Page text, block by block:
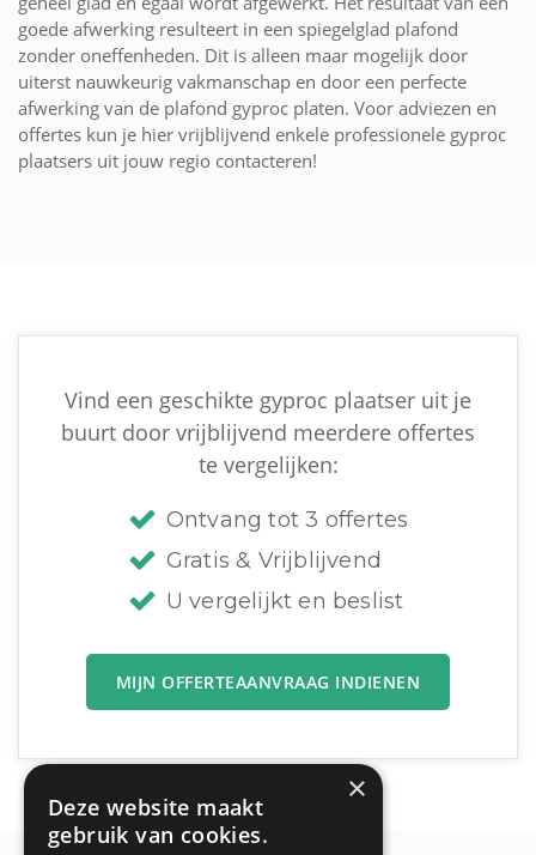
goede afwerking resulteert in een spiegelglad plafond
zonder oneffenheden. Dit is alleen maar mogelijk door
uiterst nauwkeurig vakmanschap en door een perfecte
afwerking van de plafond gyproc platen. Voor adviezen en
offertes kun je hier vrijblijvend enkele professionele gyproc
plaatsers uit jouw regio contacteren!
Vind een geschikte gyproc plaatser uit je
buurt door vrijblijvend meerdere offertes
te vergelijken:
Ontvang tot 3 offertes
Gratis & Vrijblijvend
U vergelijkt en beslist
MIJN OFFERTEAANVRAAG INDIENEN
×
Deze website maakt
gebruik van cookies.